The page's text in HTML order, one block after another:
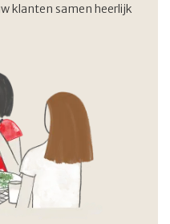
klanten samen heerlijk